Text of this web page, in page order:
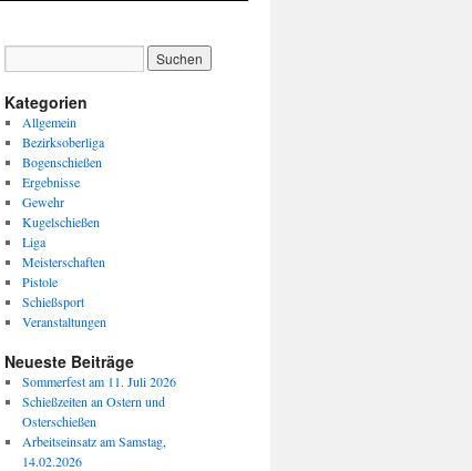
Kategorien
Allgemein
Bezirksoberliga
Bogenschießen
Ergebnisse
Gewehr
Kugelschießen
Liga
Meisterschaften
Pistole
Schießsport
Veranstaltungen
Neueste Beiträge
Sommerfest am 11. Juli 2026
Schießzeiten an Ostern und
Osterschießen
Arbeitseinsatz am Samstag,
14.02.2026